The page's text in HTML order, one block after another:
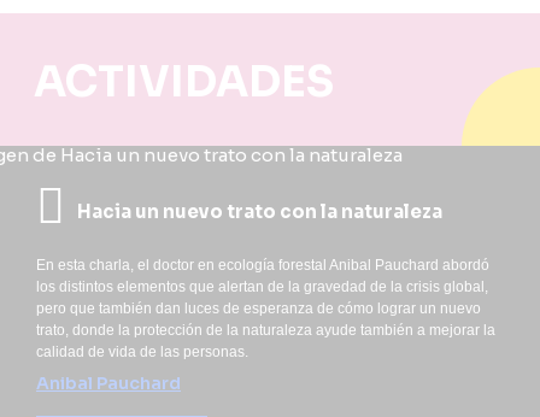
ACTIVIDADES
Hacia un nuevo trato con la naturaleza
En esta charla, el doctor en ecología forestal Anibal Pauchard abordó
los distintos elementos que alertan de la gravedad de la crisis global,
pero que también dan luces de esperanza de cómo lograr un nuevo
trato, donde la protección de la naturaleza ayude también a mejorar la
calidad de vida de las personas.
Anibal Pauchard